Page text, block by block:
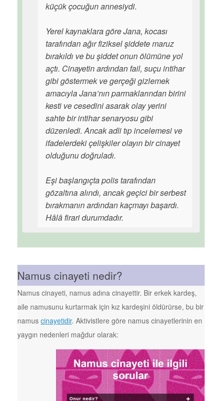
küçük çocuğun annesiydi.
Yerel kaynaklara göre Jana, kocası
tarafından ağır fiziksel şiddete maruz
bırakıldı ve bu şiddet onun ölümüne yol
açtı. Cinayetin ardından fail, suçu intihar
gibi göstermek ve gerçeği gizlemek
amacıyla Jana’nın parmaklarından birini
kesti ve cesedini asarak olay yerini
sahte bir intihar senaryosu gibi
düzenledi. Ancak adli tıp incelemesi ve
ifadelerdeki çelişkiler olayın bir cinayet
olduğunu doğruladı.
Eşi başlangıçta polis tarafından
gözaltına alındı, ancak geçici bir serbest
bırakmanın ardından kaçmayı başardı.
Hâlâ firari durumdadır.
Namus cinayeti nedir?
Namus cinayeti, namus adına cinayettir. Bir erkek kardeş,
aile namusunu kurtarmak için kız kardeşini öldürürse, bu bir
namus cinayetidir. Aktivistlere göre namus cinayetlerinin en
yaygın nedenleri mağdur olarak: